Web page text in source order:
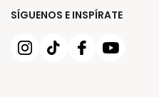
SÍGUENOS E INSPÍRATE